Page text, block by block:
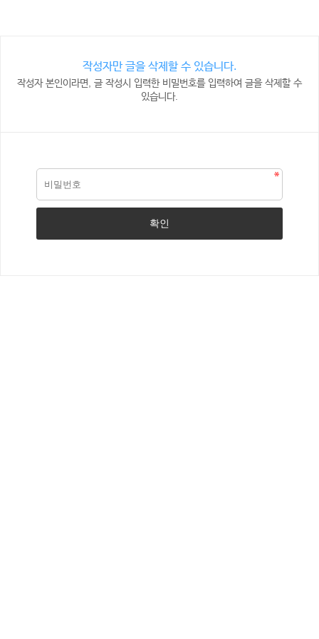
작성자만 글을 삭제할 수 있습니다.
작성자 본인이라면, 글 작성시 입력한 비밀번호를 입력하여 글을 삭제할 수
있습니다.